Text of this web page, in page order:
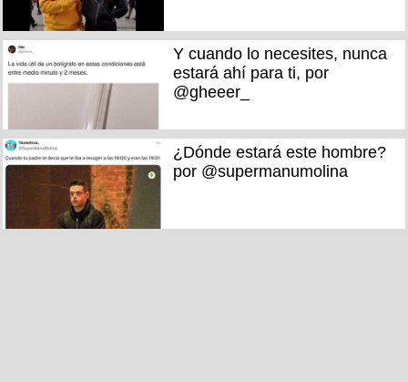
Y cuando lo necesites, nunca
estará ahí para ti, por
@gheeer_
¿Dónde estará este hombre?
por @supermanumolina